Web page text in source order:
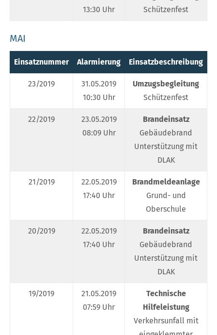
13:30 Uhr
Schützenfest
MAI
Einsatznummer Alarmierung Einsatzbeschreibung
23/2019
31.05.2019
10:30 Uhr
Umzugsbegleitung
Schützenfest
22/2019
23.05.2019
08:09 Uhr
Brandeinsatz
Gebäudebrand
Unterstützung mit
DLAK
21/2019
22.05.2019
17:40 Uhr
Brandmeldeanlage
Grund- und
Oberschule
20/2019
22.05.2019
17:40 Uhr
Brandeinsatz
Gebäudebrand
Unterstützung mit
DLAK
19/2019
21.05.2019
07:59 Uhr
Technische
Hilfeleistung
Verkehrsunfall mit